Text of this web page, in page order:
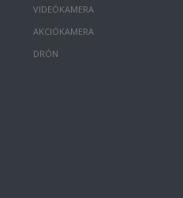
VIDEÓKAMERA
AKCIÓKAMERA
DRÓN